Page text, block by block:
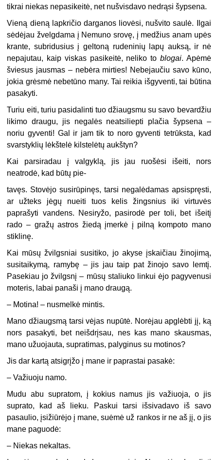
tikrai niekas nepasikeitė, net nušvisdavo nedrąsi šypsena.
Vieną dieną lapkričio darganos liovėsi, nušvito saulė. Ilgai
sėdėjau žvelgdama į Nemuno srovę, į medžius anam upės
krante, subridusius į geltoną rudeninių lapų auksą, ir nė
nepajutau, kaip viskas pasikeitė, neliko to blogai. Apėmė
šviesus jausmas – nebėra mirties! Nebejaučiu savo kūno,
jokia grėsmė nebetūno many. Tai reikia išgyventi, tai būtina
pasakyti.
Turiu eiti, turiu pasidalinti tuo džiaugsmu su savo bevardžiu
likimo draugu, jis negalės neatsiliepti plačia šypsena –
noriu gyventi! Gal ir jam tik to noro gyventi tetrūksta, kad
svarstyklių lėkštelė kilstelėtų aukštyn?
Kai parsiradau į valgyklą, jis jau ruošėsi išeiti, nors
neatrodė, kad būtų pie-
tavęs. Stovėjo susirūpinęs, tarsi negalėdamas apsispręsti,
ar užteks jėgų nueiti tuos kelis žingsnius iki virtuvės
paprašyti vandens. Nesiryžo, pasirodė per toli, bet išeitį
rado – gražų astros žiedą įmerkė į pilną kompoto mano
stiklinę.
Kai mūsų žvilgsniai susitiko, jo akyse įskaičiau žinojimą,
susitaikymą, ramybę – jis jau taip pat žinojo savo lemtį.
Pasekiau jo žvilgsnį – mūsų staliuko linkui ėjo pagyvenusi
moteris, labai panaši į mano draugą.
– Motina! – nusmelkė mintis.
Mano džiaugsmą tarsi vėjas nupūtė. Norėjau apglėbti jį, ką
nors pasakyti, bet neišdrįsau, nes kas mano skausmas,
mano užuojauta, supratimas, palyginus su motinos?
Jis dar kartą atsigrįžo į mane ir paprastai pasakė:
– Važiuoju namo.
Mudu abu supratom, į kokius namus jis važiuoja, o jis
suprato, kad aš lieku. Paskui tarsi išsivadavo iš savo
pasaulio, įsižiūrėjo į mane, suėmė už rankos ir ne aš jį, o jis
mane paguodė:
– Niekas nekaltas.